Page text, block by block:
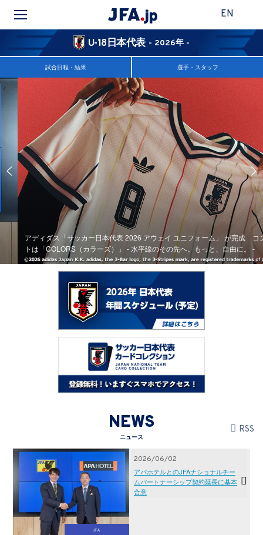
EN
U-18日本代表 - 2026年 -
試合日程・結果 選手・スタッフ
アディダス「サッカー日本代表 2026 アウェイ ユニフォーム」 が完成 コンセプ
トは「COLORS（カラーズ）」 - 水平線のその先へ。もっと、自由に。 -
NEWS
ニュース
RSS
JFA
2026/06/02
アパホテルとのJFAナショナルチー
ムパートナーシップ契約延長に基本
合意